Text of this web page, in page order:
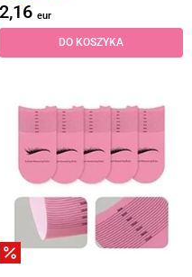
2,16 eur
DO KOSZYKA